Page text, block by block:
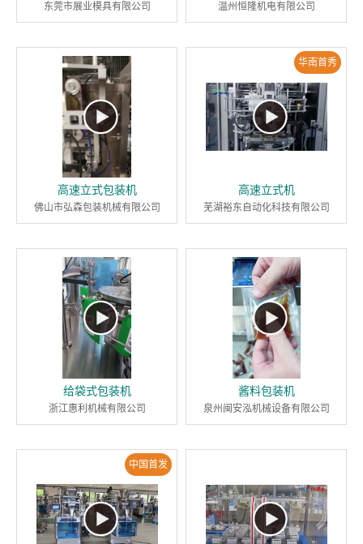
东莞市展业模具有限公司 温州恒隆机电有限公司
高速立式包装机
佛山市弘森包装机械有限公司
华南首秀
高速立式机
芜湖裕东自动化科技有限公司
给袋式包装机
浙江惠利机械有限公司
酱料包装机
泉州闽安泓机械设备有限公司
中国首发